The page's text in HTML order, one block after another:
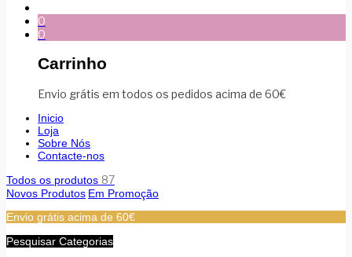
0
0
Carrinho
Envio grátis em todos os pedidos acima de 60€
Inicio
Loja
Sobre Nós
Contacte-nos
Todos os produtos 87
Novos Produtos Em Promoção
Envio grátis acima de 60€
Pesquisar Categorias